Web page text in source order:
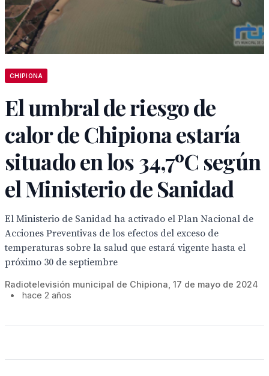
CHIPIONA
El umbral de riesgo de
calor de Chipiona estaría
situado en los 34,7ºC según
el Ministerio de Sanidad
El Ministerio de Sanidad ha activado el Plan Nacional de
Acciones Preventivas de los efectos del exceso de
temperaturas sobre la salud que estará vigente hasta el
próximo 30 de septiembre
Radiotelevisión municipal de Chipiona, 17 de mayo de 2024
•
hace 2 años